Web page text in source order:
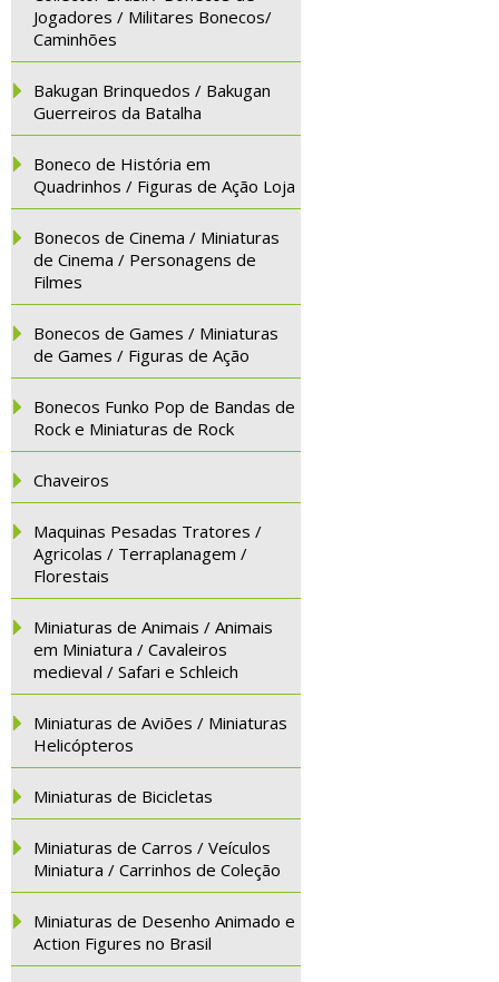
Jogadores / Militares Bonecos/
Caminhões
Bakugan Brinquedos / Bakugan
Guerreiros da Batalha
Boneco de História em
Quadrinhos / Figuras de Ação Loja
Bonecos de Cinema / Miniaturas
de Cinema / Personagens de
Filmes
Bonecos de Games / Miniaturas
de Games / Figuras de Ação
Bonecos Funko Pop de Bandas de
Rock e Miniaturas de Rock
Chaveiros
Maquinas Pesadas Tratores /
Agricolas / Terraplanagem /
Florestais
Miniaturas de Animais / Animais
em Miniatura / Cavaleiros
medieval / Safari e Schleich
Miniaturas de Aviões / Miniaturas
Helicópteros
Miniaturas de Bicicletas
Miniaturas de Carros / Veículos
Miniatura / Carrinhos de Coleção
Miniaturas de Desenho Animado e
Action Figures no Brasil